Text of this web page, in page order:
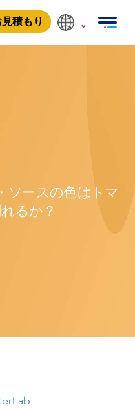
積もり
ソースの色はトマ
るか？